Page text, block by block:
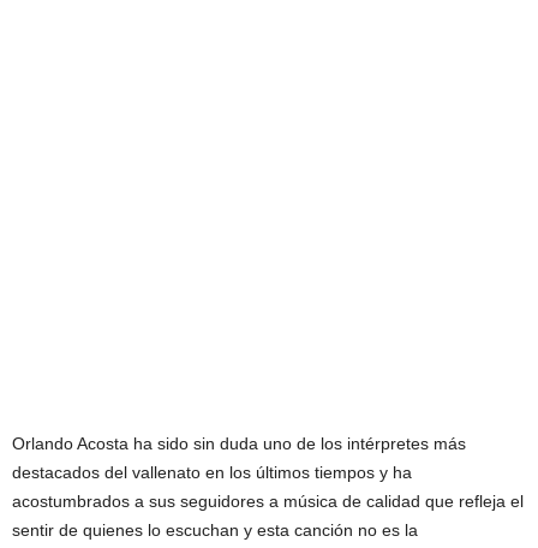
Orlando Acosta ha sido sin duda uno de los intérpretes más
destacados del vallenato en los últimos tiempos y ha
acostumbrados a sus seguidores a música de calidad que refleja el
sentir de quienes lo escuchan y esta canción no es la